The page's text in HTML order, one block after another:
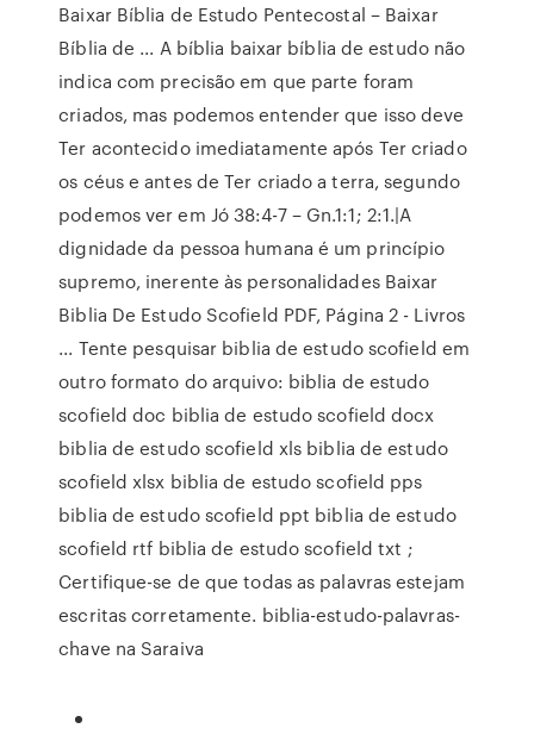
Baixar Bíblia de Estudo Pentecostal – Baixar
Bíblia de ... A bíblia baixar bíblia de estudo não
indica com precisão em que parte foram
criados, mas podemos entender que isso deve
Ter acontecido imediatamente após Ter criado
os céus e antes de Ter criado a terra, segundo
podemos ver em Jó 38:4-7 – Gn.1:1; 2:1.|A
dignidade da pessoa humana é um princípio
supremo, inerente às personalidades Baixar
Biblia De Estudo Scofield PDF, Página 2 - Livros
... Tente pesquisar biblia de estudo scofield em
outro formato do arquivo: biblia de estudo
scofield doc biblia de estudo scofield docx
biblia de estudo scofield xls biblia de estudo
scofield xlsx biblia de estudo scofield pps
biblia de estudo scofield ppt biblia de estudo
scofield rtf biblia de estudo scofield txt ;
Certifique-se de que todas as palavras estejam
escritas corretamente. biblia-estudo-palavras-
chave na Saraiva